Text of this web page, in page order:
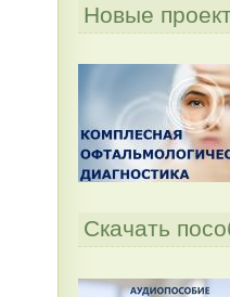
Новые
Скачать